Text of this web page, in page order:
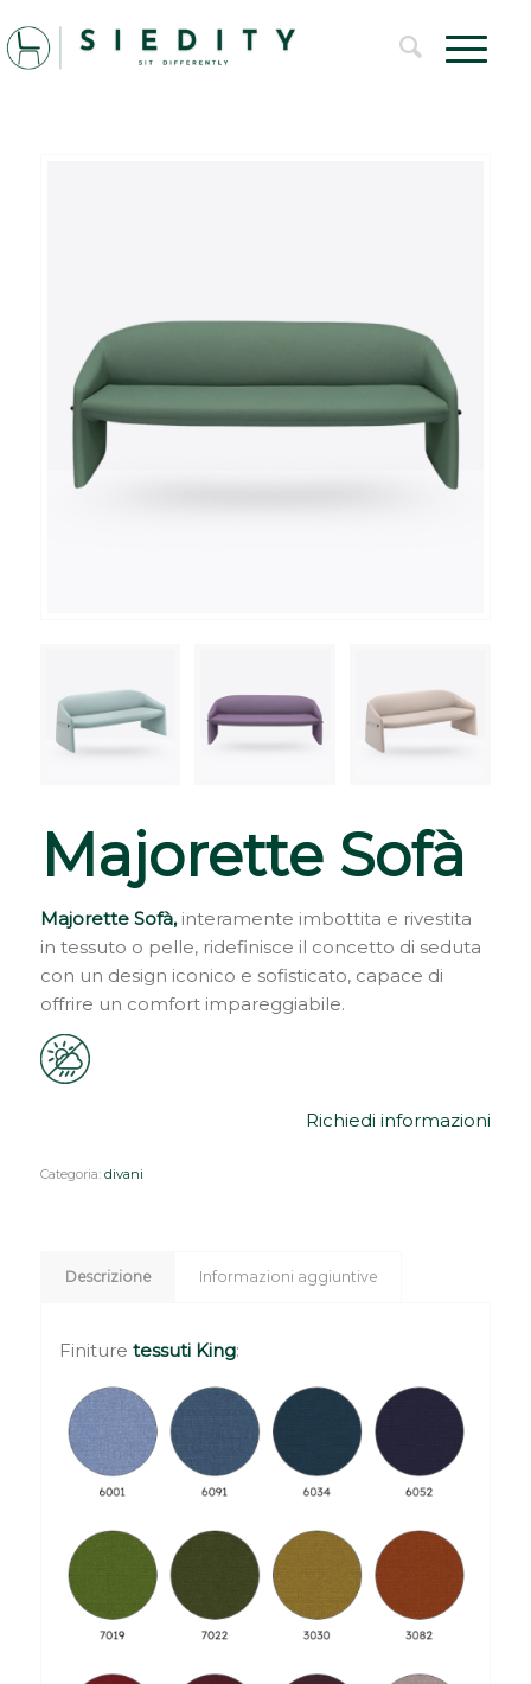
Majorette Sofà
Majorette Sofà, interamente imbottita e rivestita
in tessuto o pelle, ridefinisce il concetto di seduta
con un design iconico e sofisticato, capace di
offrire un comfort impareggiabile.
Richiedi informazioni
Categoria: divani
Descrizione Informazioni aggiuntive
Finiture tessuti King: